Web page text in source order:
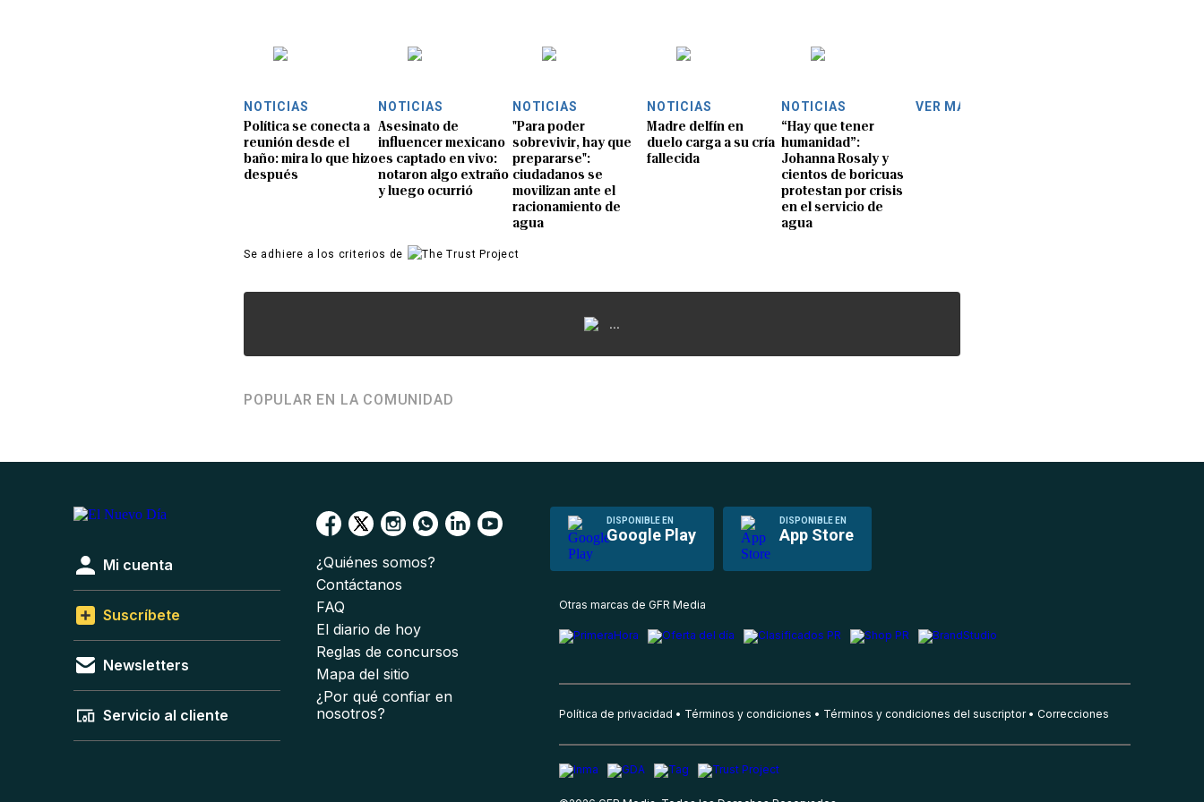
NOTICIAS
Política se conecta a
reunión desde el
baño: mira lo que hizo
después
NOTICIAS
Asesinato de
influencer mexicano
es captado en vivo:
notaron algo extraño
y luego ocurrió
NOTICIAS
"Para poder
sobrevivir, hay que
prepararse":
ciudadanos se
movilizan ante el
racionamiento de
agua
NOTICIAS
Madre delfín en
duelo carga a su cría
fallecida
NOTICIAS
“Hay que tener
humanidad”:
Johanna Rosaly y
cientos de boricuas
protestan por crisis
en el servicio de
agua
VER MÁS
Se adhiere a los criterios de
...
POPULAR EN LA COMUNIDAD
DISPONIBLE EN
Google Play
DISPONIBLE EN
App Store
Mi cuenta
Suscríbete
Newsletters
Servicio al cliente
¿Quiénes somos?
Contáctanos
FAQ
El diario de hoy
Reglas de concursos
Mapa del sitio
¿Por qué confiar en
nosotros?
Otras marcas de GFR Media
Política de privacidad Términos y condiciones Términos y condiciones del suscriptor Correcciones